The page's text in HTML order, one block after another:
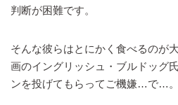
判断が困難です。
そんな彼らはとにかく食べるのが
画のイングリッシュ・ブルドッグ
ンを投げてもらってご機嫌…で…。